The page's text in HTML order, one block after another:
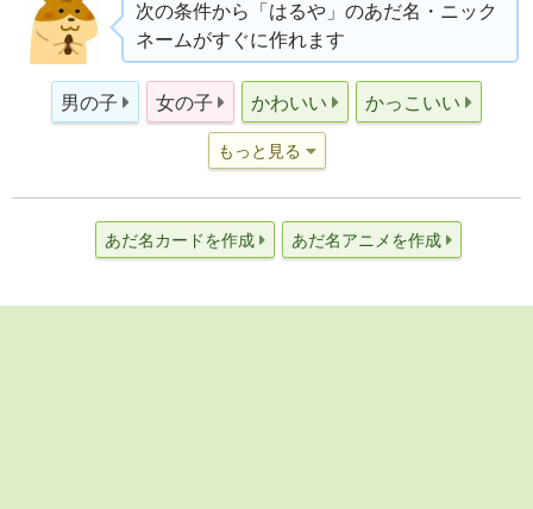
次の条件から「はるや」のあだ名・ニック
ネームがすぐに作れます
男の子 女の子 かわいい かっこいい
もっと見る
あだ名カードを作成 あだ名アニメを作成